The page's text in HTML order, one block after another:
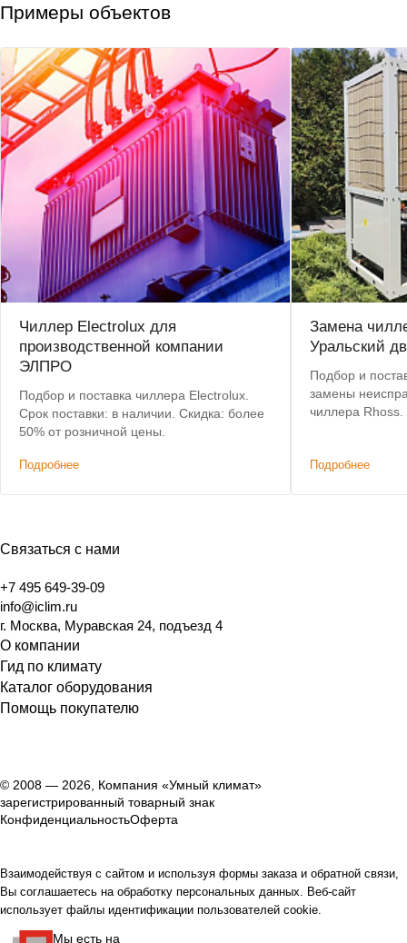
Примеры объектов
Чиллер Electrolux для
производственной компании
ЭЛПРО
Подбор и поставка чиллера Electrolux.
Срок поставки: в наличии. Скидка: более
50% от розничной цены.
Подробнее
Замена
Уральский
Подбор и
замены
чиллера
изменений.
Подробнее
Связаться с нами
+7 495 649-39-09
info@iclim.ru
г. Москва, Муравская 24, подъезд 4
О компании
Гид по климату
Каталог оборудования
Помощь покупателю
© 2008 — 2026, Компания «Умный климат»
зарегистрированный товарный знак
КонфиденциальностьОферта
Взаимодействуя с сайтом и используя формы заказа и обратной связи,
Вы соглашаетесь на обработку персональных данных. Веб-сайт
использует файлы идентификации пользователей cookie.
Мы есть на